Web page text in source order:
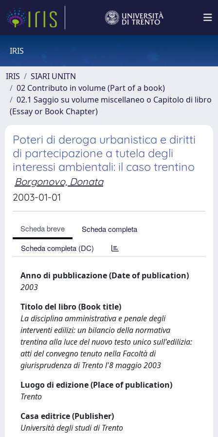
IRIS
IRIS
SIARI UNITN
02 Contributo in volume (Part of a book)
02.1 Saggio su volume miscellaneo o Capitolo di libro
(Essay or Book Chapter)
Poteri di deroga urbanistica e diritti
di partecipazione a tutela degli
interessi ambientali: il caso trentino
Borgonovo, Donata
2003-01-01
Scheda breve
Scheda completa
Scheda completa (DC)
Anno di pubblicazione (Date of publication)
2003
Titolo del libro (Book title)
La disciplina amministrativa e penale degli
interventi edilizi: un bilancio della normativa
trentina alla luce del nuovo testo unico sull'edilizia:
atti del convegno tenuto nella Facoltà di
giurisprudenza di Trento l'8 maggio 2003
Luogo di edizione (Place of publication)
Trento
Casa editrice (Publisher)
Università degli studi di Trento